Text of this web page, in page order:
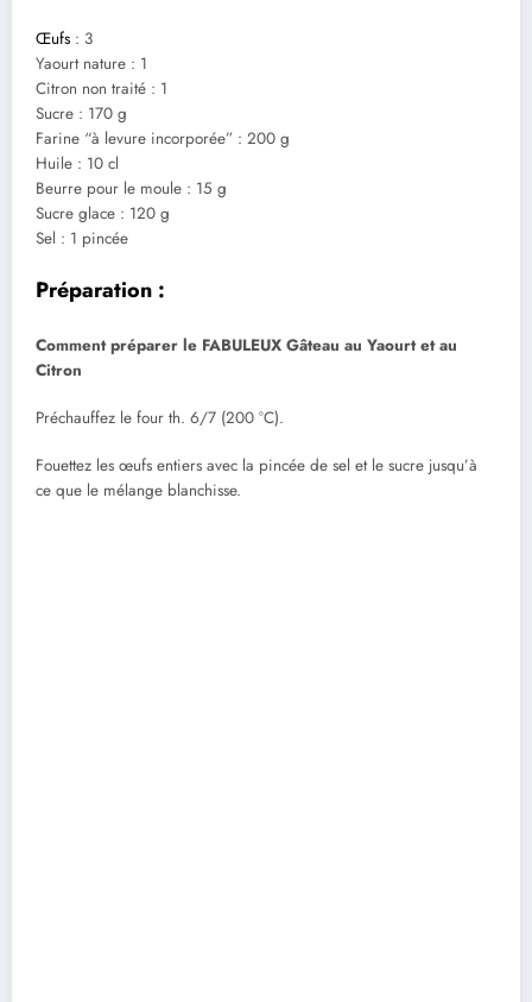
Œufs : 3
Yaourt nature : 1
Citron non traité : 1
Sucre : 170 g
Farine “à levure incorporée” : 200 g
Huile : 10 cl
Beurre pour le moule : 15 g
Sucre glace : 120 g
Sel : 1 pincée
Préparation :
Comment préparer le FABULEUX Gâteau au Yaourt et au
Citron
Préchauffez le four th. 6/7 (200 °C).
Fouettez les œufs entiers avec la pincée de sel et le sucre jusqu’à
ce que le mélange blanchisse.